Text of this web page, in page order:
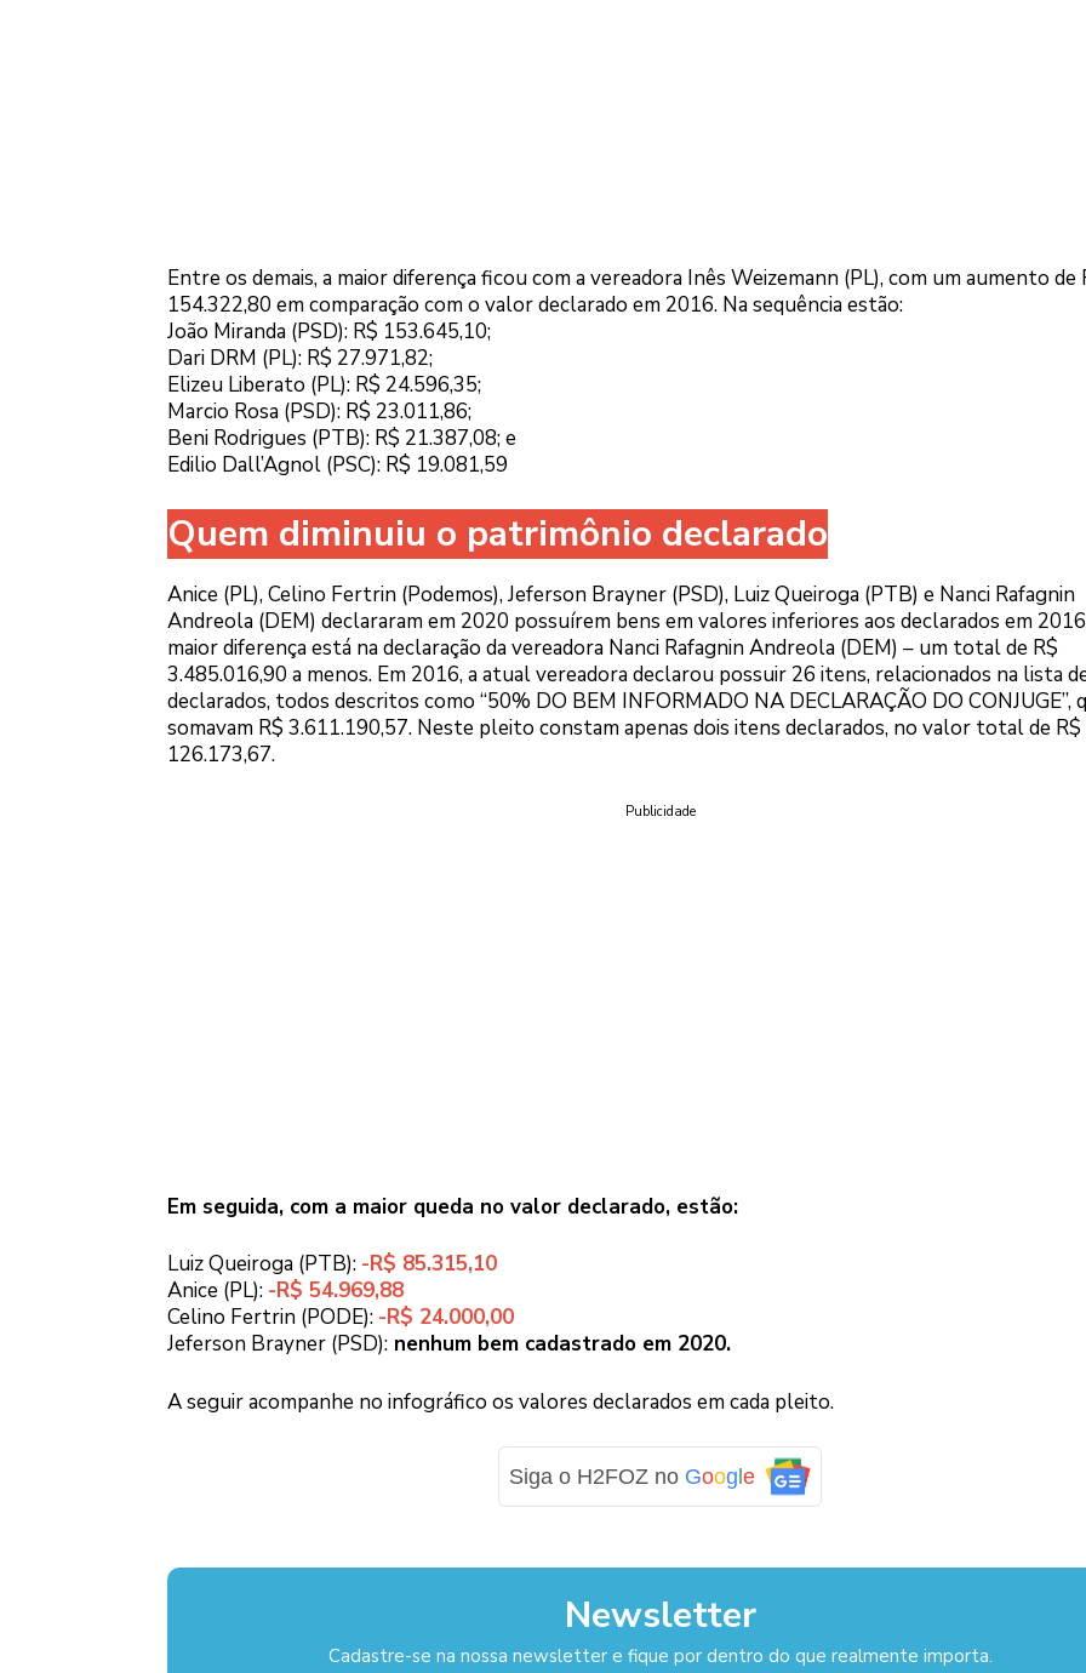
Entre os demais, a maior diferença ficou com a vereadora Inês Weizemann (PL), com um aumento de
154.322,80 em comparação com o valor declarado em 2016. Na sequência estão:
João Miranda (PSD): R$ 153.645,10;
Dari DRM (PL): R$ 27.971,82;
Elizeu Liberato (PL): R$ 24.596,35;
Marcio Rosa (PSD): R$ 23.011,86;
Beni Rodrigues (PTB): R$ 21.387,08; e
Edilio Dall’Agnol (PSC): R$ 19.081,59
Quem diminuiu o patrimônio declarado
Anice (PL), Celino Fertrin (Podemos), Jeferson Brayner (PSD), Luiz Queiroga (PTB) e Nanci Rafagnin
Andreola (DEM) declararam em 2020 possuírem bens em valores inferiores aos declarados em
maior diferença está na declaração da vereadora Nanci Rafagnin Andreola (DEM) – um total de R$
3.485.016,90 a menos. Em 2016, a atual vereadora declarou possuir 26 itens, relacionados na lista
declarados, todos descritos como “50% DO BEM INFORMADO NA DECLARAÇÃO DO CONJUGE”,
somavam R$ 3.611.190,57. Neste pleito constam apenas dois itens declarados, no valor total de R$
126.173,67.
Publicidade
Em seguida, com a maior queda no valor declarado, estão:
Luiz Queiroga (PTB): -R$ 85.315,10
Anice (PL): -R$ 54.969,88
Celino Fertrin (PODE): -R$ 24.000,00
Jeferson Brayner (PSD):nenhum bem cadastrado em 2020.
A seguir acompanhe no infográfico os valores declarados em cada pleito.
Siga o H2FOZ no Goog le
Newsletter
Cadastre-se na nossa newsletter e fique por dentro do que realmente importa.